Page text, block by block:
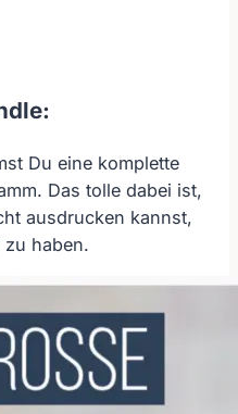
Du eine komplette
Das tolle dabei ist,
ausdrucken kannst,
zu haben.